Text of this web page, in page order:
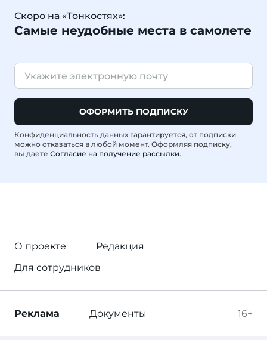
Скоро на «Тонкостях»:
Самые неудобные места в самолете
ОФОРМИТЬ ПОДПИСКУ
Конфиденциальность данных гарантируется, от подписки
можно отказаться в любой момент. Оформляя подписку,
вы даете Согласие на получение рассылки.
О проекте
Редакция
Для сотрудников
16+
Реклама Документы